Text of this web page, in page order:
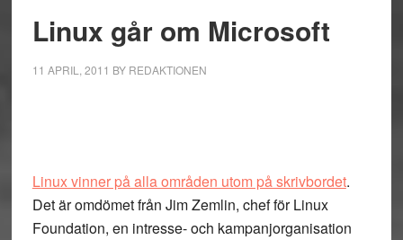
Linux går om Microsoft
11 APRIL, 2011 BY REDAKTIONEN
Linux vinner på alla områden utom på skrivbordet.
Det är omdömet från Jim Zemlin, chef för Linux
Foundation, en intresse- och kampanjorganisation